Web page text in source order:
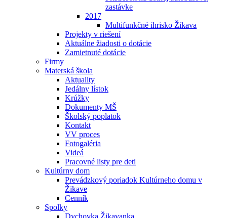
zastávke
2017
Multifunkčné ihrisko Žikava
Projekty v riešení
Aktuálne žiadosti o dotácie
Zamietnuté dotácie
Firmy
Materská škola
Aktuality
Jedálny lístok
Krúžky
Dokumenty MŠ
Školský poplatok
Kontakt
VV proces
Fotogaléria
Videá
Pracovné listy pre deti
Kultúrny dom
Prevádzkový poriadok Kultúrneho domu v
Žikave
Cenník
Spolky
Dychovka Žikavanka